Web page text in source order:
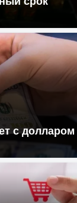
с долларом